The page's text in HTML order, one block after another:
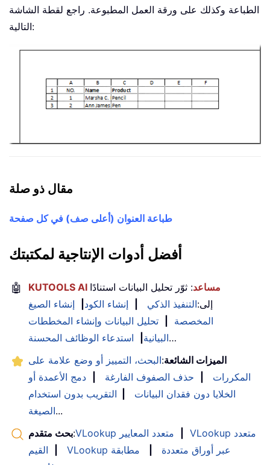
الطباعة وكذلك على ورقة العمل المطبوعة. راجع لقطة الشاشة
التالية:
مقال ذو صلة
طباعة العنوان (أعلى صف) في كل صفحة
أفضل أدوات الإنتاجية لمكتبتك
🤖 KUTOOLS AI مساعد: ثوّر تحليل البيانات استنادًا
إلى:التنفيذ الذكي إنشاء الكود
إنشاء الصيغ
المخصصة
تحليل البيانات وإنشاء المخططات
البيانية
استدعاء الوظائف المحسنة
…
الميزات الشائعة:البحث، التمييز أو وضع علامة على
المكررات
حذف الصفوف الفارغة
دمج الأعمدة أو
الخلايا دون فقدان البيانات
التقريب بدون استخدام
الصيغة...
بحث متقدم: VLookup متعدد المعايير
VLookup متعدد
القيم
VLookup عبر أوراق متعددة
مطابقة